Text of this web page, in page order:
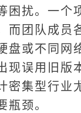
困扰。一个
而团队成员
盘或不同网
现误用旧版
密集型行业
瓶颈。